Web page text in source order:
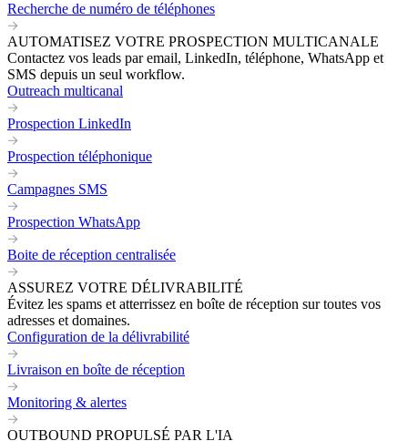
Recherche de numéro de téléphones
AUTOMATISEZ VOTRE PROSPECTION MULTICANALE
Contactez vos leads par email, LinkedIn, téléphone, WhatsApp et
SMS depuis un seul workflow.
Outreach multicanal
Prospection LinkedIn
Prospection téléphonique
Campagnes SMS
Prospection WhatsApp
Boite de réception centralisée
ASSUREZ VOTRE DÉLIVRABILITÉ
Évitez les spams et atterrissez en boîte de réception sur toutes vos
adresses et domaines.
Configuration de la délivrabilité
Livraison en boîte de réception
Monitoring & alertes
OUTBOUND PROPULSÉ PAR L'IA